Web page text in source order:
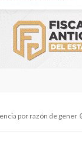
por razón de genero